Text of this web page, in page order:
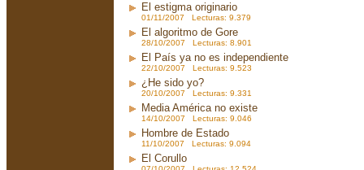
El estigma originario
01/11/2007 Lecturas: 9.379
El algoritmo de Gore
28/10/2007 Lecturas: 8.901
El País ya no es independiente
22/10/2007 Lecturas: 9.523
¿He sido yo?
20/10/2007 Lecturas: 9.331
Media América no existe
14/10/2007 Lecturas: 9.046
Hombre de Estado
11/10/2007 Lecturas: 9.094
El Corullo